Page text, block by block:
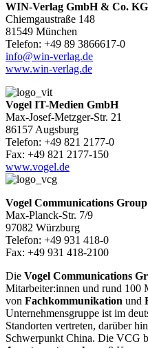
WIN-Verlag GmbH & Co. KG
Chiemgaustraße 148
81549 München
Telefon: +49 89 3866617-0
info@win-verlag.de
www.win-verlag.de
Vogel IT-Medien GmbH
Max-Josef-Metzger-Str. 21
86157 Augsburg
Telefon: +49 821 2177-0
Fax: +49 821 2177-150
www.vogel.de
Vogel Communications
Max-Planck-Str. 7/9
97082 Würzburg
Telefon: +49 931 418-0
Fax: +49 931 418-2100
Die Vogel Communications
Mitarbeiter:innen und rund 100
von Fachkommunikation und
Unternehmensgruppe ist im
Standorten vertreten, darüber
Schwerpunkt China. Die VCG